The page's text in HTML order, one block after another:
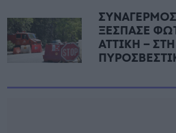
ΞΕΣΠΑΣΕ
ΑΤΤΙΚΗ –